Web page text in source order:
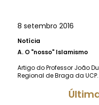
8 setembro 2016
Notícia
A. O "nosso" Islamismo
Artigo do Professor João
Regional de Braga da UCP.